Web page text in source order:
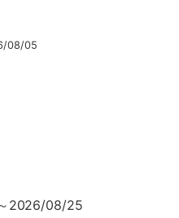
08/05
2026/08/25